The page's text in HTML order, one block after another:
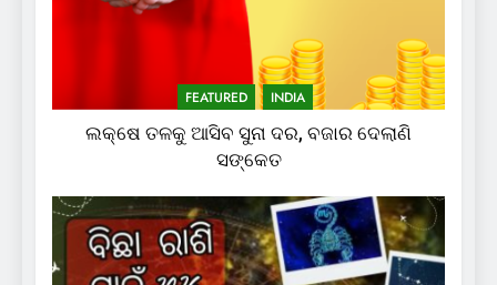
FEATURED INDIA
ଲକ୍ଷେ ତଳକୁ ଆସିବ ସୁନା ଦର, ବଜାର ଦେଲାଣି
ସଙ୍କେତ